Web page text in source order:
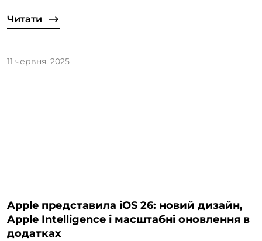
Читати
11 червня, 2025
Apple представила iOS 26: новий дизайн,
Apple Intelligence і масштабні оновлення в
додатках